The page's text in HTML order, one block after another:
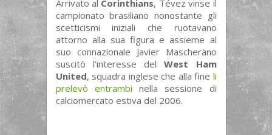
Arrivato al Corinthians, Tévez vinse il
campionato brasiliano nonostante gli
scetticismi iniziali che ruotavano
attorno alla sua figura e assieme al
suo connazionale Javier Mascherano
suscitò l’interesse delWest Ham
United, squadra inglese che alla fine li
prelevò entrambi nella sessione di
calciomercato estiva del 2006.